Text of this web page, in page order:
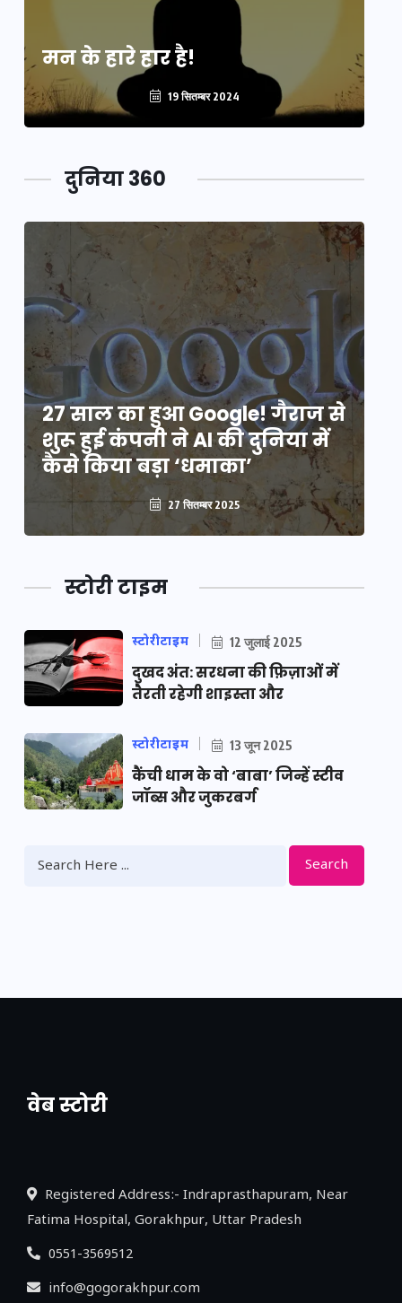
मन के हारे हार है!
19 सितम्बर 2024
दुनिया 360
27 साल का हुआ Google! गैराज से
शुरू हुई कंपनी ने AI की दुनिया में
कैसे किया बड़ा ‘धमाका’
27 सितम्बर 2025
स्टोरी टाइम
स्टोरीटाइम 12 जुलाई 2025
दुखद अंत: सरधना की फ़िज़ाओं में
तैरती रहेगी शाइस्ता और
स्टोरीटाइम 13 जून 2025
कैंची धाम के वो ‘बाबा’ जिन्हें स्टीव
जॉब्स और जुकरबर्ग
Search
वेब स्टोरी
नया एक्सप्रेसवे: पूर्वांचल का लक, डेवलपमेंट का
Registered Address:- Indraprasthapuram, Near
Fatima Hospital, Gorakhpur, Uttar Pradesh
0551-3569512
info@gogorakhpur.com